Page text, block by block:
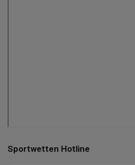
Sportwetten Hotline